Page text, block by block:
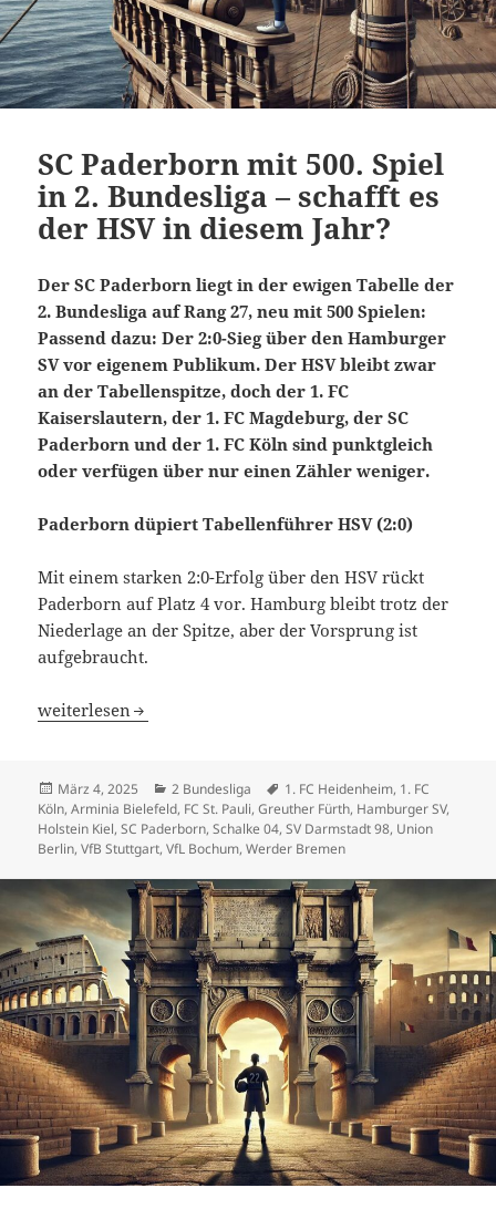
SC Paderborn mit 500. Spiel
in 2. Bundesliga – schafft es
der HSV in diesem Jahr?
Der SC Paderborn liegt in der ewigen Tabelle der
2. Bundesliga auf Rang 27, neu mit 500 Spielen:
Passend dazu: Der 2:0-Sieg über den Hamburger
SV vor eigenem Publikum. Der HSV bleibt zwar
an der Tabellenspitze, doch der 1. FC
Kaiserslautern, der 1. FC Magdeburg, der SC
Paderborn und der 1. FC Köln sind punktgleich
oder verfügen über nur einen Zähler weniger.
Paderborn düpiert Tabellenführer HSV (2:0)
Mit einem starken 2:0-Erfolg über den HSV rückt
Paderborn auf Platz 4 vor. Hamburg bleibt trotz der
Niederlage an der Spitze, aber der Vorsprung ist
aufgebraucht.
SC Paderborn mit 500. Spiel in 2. Bundesliga – schafft es
weiterlesen
Veröffentlicht
am
März 4, 2025 Kategorien
2 Bundesliga Schlagwörter
1. FC Heidenheim, 1. FC
Köln,Arminia Bielefeld, FC St. Pauli,Greuther Fürth, Hamburger SV,
Holstein Kiel,SC Paderborn,Schalke 04,SV Darmstadt 98, Union
Berlin,VfB Stuttgart,VfL Bochum,Werder Bremen